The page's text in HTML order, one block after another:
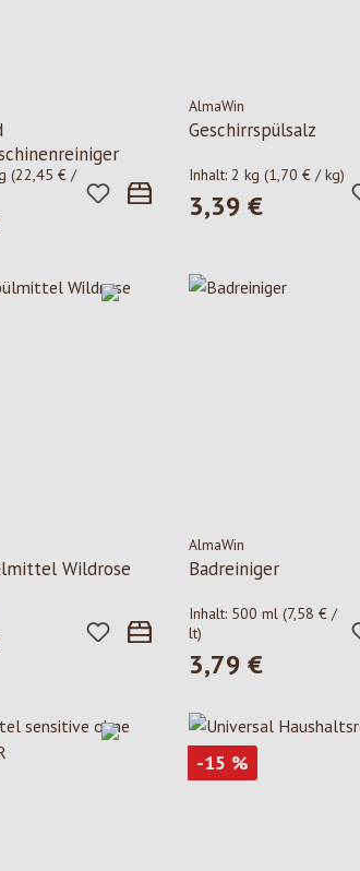
(22,45 € /
AlmaWin
Geschirrspülsalz
Inhalt:2 kg(1,70 € / kg)
Regulärer Preis:
3,39 €
Wildrose
AlmaWin
Badreiniger
Inhalt: 500 ml(7,58 € /
lt)
Regulärer Preis:
3,79 €
-15 Rabatt
%